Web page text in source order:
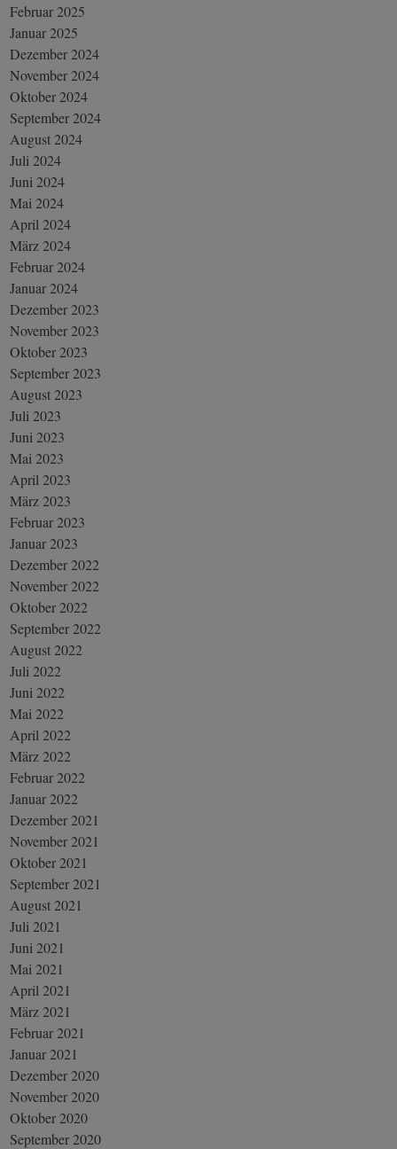
Februar 2025
Januar 2025
Dezember 2024
November 2024
Oktober 2024
September 2024
August 2024
Juli 2024
Juni 2024
Mai 2024
April 2024
März 2024
Februar 2024
Januar 2024
Dezember 2023
November 2023
Oktober 2023
September 2023
August 2023
Juli 2023
Juni 2023
Mai 2023
April 2023
März 2023
Februar 2023
Januar 2023
Dezember 2022
November 2022
Oktober 2022
September 2022
August 2022
Juli 2022
Juni 2022
Mai 2022
April 2022
März 2022
Februar 2022
Januar 2022
Dezember 2021
November 2021
Oktober 2021
September 2021
August 2021
Juli 2021
Juni 2021
Mai 2021
April 2021
März 2021
Februar 2021
Januar 2021
Dezember 2020
November 2020
Oktober 2020
September 2020